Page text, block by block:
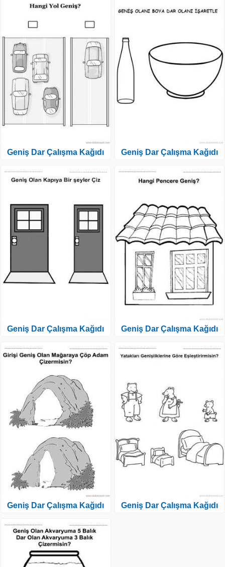
Geniş Dar Çalışma Kağıdı
Geniş Dar Çalışma Kağıdı
Geniş Dar Çalışma Kağıdı
Geniş Dar Çalışma Kağıdı
Geniş Dar Çalışma Kağıdı
Geniş Dar Çalışma Kağıdı